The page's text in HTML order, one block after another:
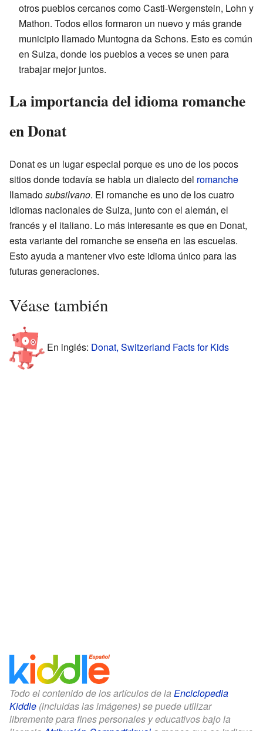
otros pueblos cercanos como Casti-Wergenstein, Lohn y
Mathon. Todos ellos formaron un nuevo y más grande
municipio llamado Muntogna da Schons. Esto es común
en Suiza, donde los pueblos a veces se unen para
trabajar mejor juntos.
La importancia del idioma romanche
en Donat
Donat es un lugar especial porque es uno de los pocos
sitios donde todavía se habla un dialecto del romanche
llamadosubsilvano. El romanche es uno de los cuatro
idiomas nacionales de Suiza, junto con el alemán, el
francés y el italiano. Lo más interesante es que en Donat,
esta variante del romanche se enseña en las escuelas.
Esto ayuda a mantener vivo este idioma único para las
futuras generaciones.
Véase también
En inglés: Donat, Switzerland Facts for Kids
Todo el contenido de los artículos de la Enciclopedia
Kiddle (incluidas las imágenes) se puede utilizar
libremente para fines personales y educativos bajo la